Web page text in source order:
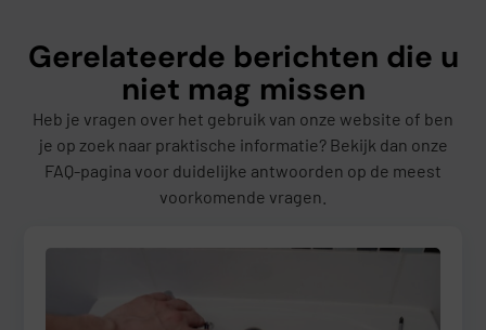
Gerelateerde berichten die u
niet mag missen
Heb je vragen over het gebruik van onze website of ben
je op zoek naar praktische informatie? Bekijk dan onze
FAQ-pagina voor duidelijke antwoorden op de meest
voorkomende vragen.